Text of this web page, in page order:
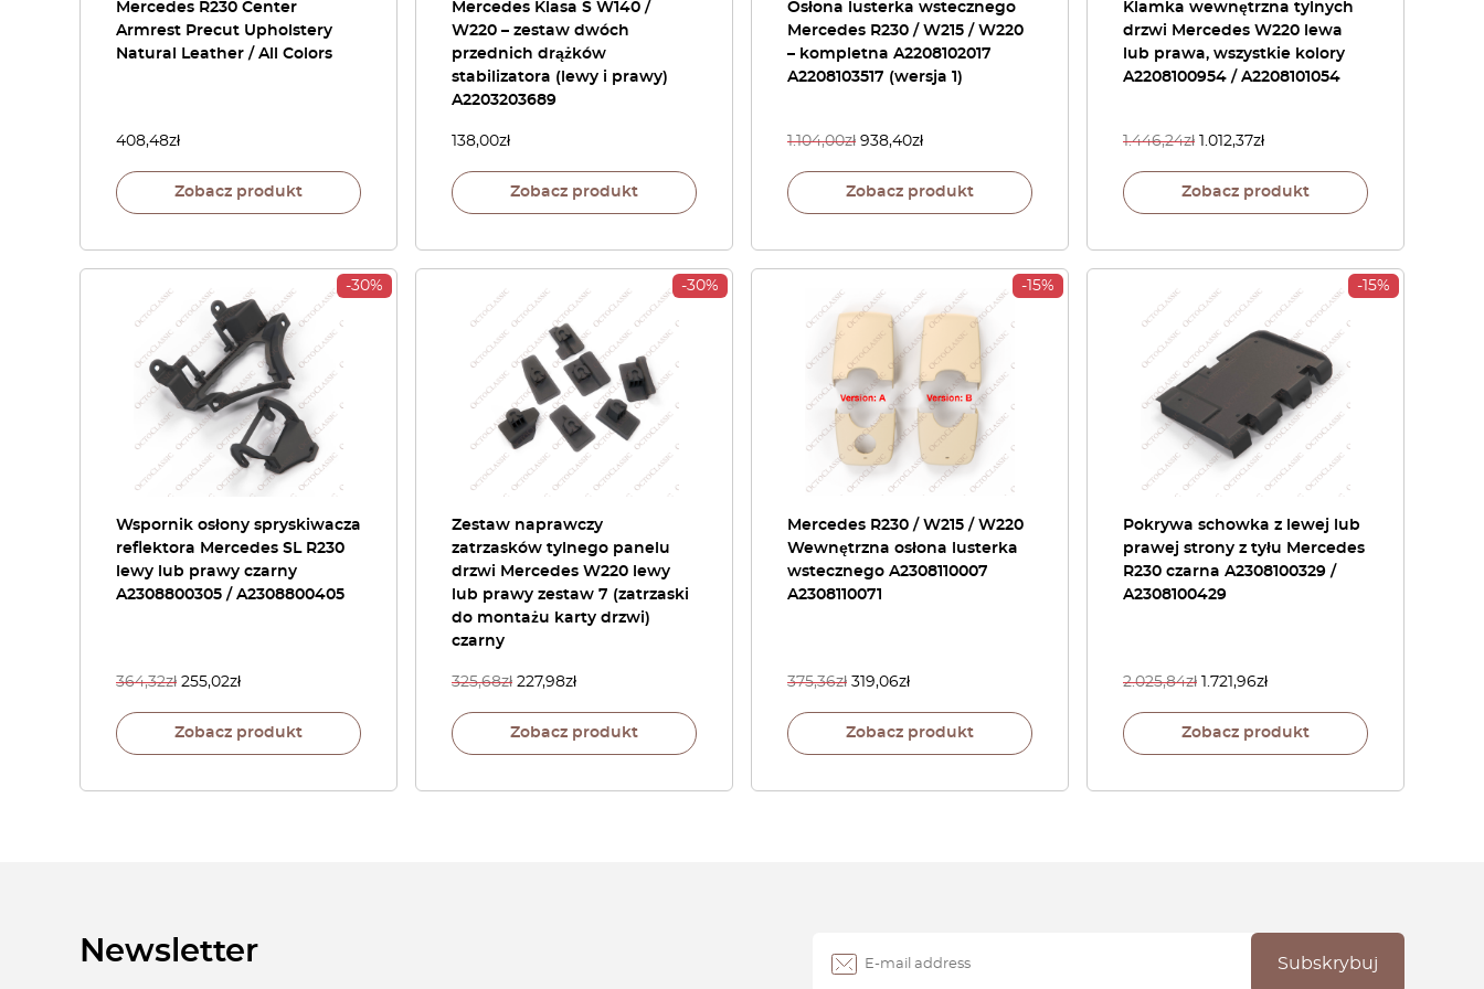
Mercedes R230 Center
Armrest Precut Upholstery
Natural Leather / All Colors
408,48zł
Zobacz produkt
Mercedes Klasa S W140 /
W220 – zestaw dwóch
przednich drążków
stabilizatora (lewy i prawy)
A2203203689
138,00zł
Zobacz produkt
Osłona lusterka wstecznego
Mercedes R230 / W215 / W220
– kompletna A2208102017
A2208103517 (wersja 1)
1.104,00zł 938,40zł
Zobacz produkt
Klamka wewnętrzna tylnych
drzwi Mercedes W220 lewa
lub prawa, wszystkie kolory
A2208100954 / A2208101054
1.446,24zł 1.012,37zł
Zobacz produkt
-30%
Wspornik osłony spryskiwacza
reflektora Mercedes SL R230
lewy lub prawy czarny
A2308800305 / A2308800405
364,32zł 255,02zł
Zobacz produkt
-30%
Zestaw naprawczy
zatrzasków tylnego panelu
drzwi Mercedes W220 lewy
lub prawy zestaw 7 (zatrzaski
do montażu karty drzwi)
czarny
325,68zł 227,98zł
Zobacz produkt
-15%
Mercedes R230 / W215 / W220
Wewnętrzna osłona lusterka
wstecznego A2308110007
A2308110071
375,36zł 319,06zł
Zobacz produkt
-15%
Pokrywa schowka z lewej lub
prawej strony z tyłu Mercedes
R230 czarna A2308100329 /
A2308100429
2.025,84zł 1.721,96zł
Zobacz produkt
Newsletter